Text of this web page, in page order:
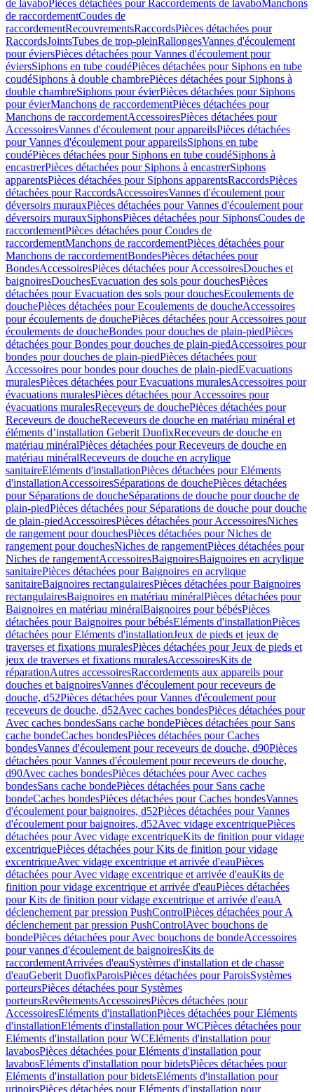
de lavaboPièces détachées pour Raccordements de lavaboManchons
de raccordementCoudes de
raccordementRecouvrementsRaccordsPièces détachées pour
RaccordsJointsTubes de trop-pleinRallongesVannes d'écoulement
pour éviersPièces détachées pour Vannes d'écoulement pour
éviersSiphons en tube coudéPièces détachées pour Siphons en tube
coudéSiphons à double chambrePièces détachées pour Siphons à
double chambreSiphons pour évierPièces détachées pour Siphons
pour évierManchons de raccordementPièces détachées pour
Manchons de raccordementAccessoiresPièces détachées pour
AccessoiresVannes d'écoulement pour appareilsPièces détachées
pour Vannes d'écoulement pour appareilsSiphons en tube
coudéPièces détachées pour Siphons en tube coudéSiphons à
encastrerPièces détachées pour Siphons à encastrerSiphons
apparentsPièces détachées pour Siphons apparentsRaccordsPièces
détachées pour RaccordsAccessoiresVannes d'écoulement pour
déversoirs murauxPièces détachées pour Vannes d'écoulement pour
déversoirs murauxSiphonsPièces détachées pour SiphonsCoudes de
raccordementPièces détachées pour Coudes de
raccordementManchons de raccordementPièces détachées pour
Manchons de raccordementBondesPièces détachées pour
BondesAccessoiresPièces détachées pour AccessoiresDouches et
baignoiresDouchesEvacuation des sols pour douchesPièces
détachées pour Evacuation des sols pour douchesEcoulements de
douchePièces détachées pour Ecoulements de doucheAccessoires
pour écoulements de douchePièces détachées pour Accessoires pour
écoulements de doucheBondes pour douches de plain-piedPièces
détachées pour Bondes pour douches de plain-piedAccessoires pour
bondes pour douches de plain-piedPièces détachées pour
Accessoires pour bondes pour douches de plain-piedEvacuations
muralesPièces détachées pour Evacuations muralesAccessoires pour
évacuations muralesPièces détachées pour Accessoires pour
évacuations muralesReceveurs de douchePièces détachées pour
Receveurs de doucheReceveurs de douche en matériau minéral et
éléments d’installation Geberit DuofixReceveurs de douche en
matériau minéralPièces détachées pour Receveurs de douche en
matériau minéralReceveurs de douche en acrylique
sanitaireEléments d'installationPièces détachées pour Eléments
d'installationAccessoiresSéparations de douchePièces détachées
pour Séparations de doucheSéparations de douche pour douche de
plain-piedPièces détachées pour Séparations de douche pour douche
de plain-piedAccessoiresPièces détachées pour AccessoiresNiches
de rangement pour douchesPièces détachées pour Niches de
rangement pour douchesNiches de rangementPièces détachées pour
Niches de rangementAccessoiresBaignoiresBaignoires en acrylique
sanitairePièces détachées pour Baignoires en acrylique
sanitaireBaignoires rectangulairesPièces détachées pour Baignoires
rectangulairesBaignoires en matériau minéralPièces détachées pour
Baignoires en matériau minéralBaignoires pour bébésPièces
détachées pour Baignoires pour bébésEléments d'installationPièces
détachées pour Eléments d'installationJeux de pieds et jeux de
traverses et fixations muralesPièces détachées pour Jeux de pieds et
jeux de traverses et fixations muralesAccessoiresKits de
réparationAutres accessoiresRaccordements aux appareils pour
douches et baignoiresVannes d'écoulement pour receveurs de
douche, d52Pièces détachées pour Vannes d'écoulement pour
receveurs de douche, d52Avec caches bondesPièces détachées pour
Avec caches bondesSans cache bondePièces détachées pour Sans
cache bondeCaches bondesPièces détachées pour Caches
bondesVannes d'écoulement pour receveurs de douche, d90Pièces
détachées pour Vannes d'écoulement pour receveurs de douche,
d90Avec caches bondesPièces détachées pour Avec caches
bondesSans cache bondePièces détachées pour Sans cache
bondeCaches bondesPièces détachées pour Caches bondesVannes
d'écoulement pour baignoires, d52Pièces détachées pour Vannes
d'écoulement pour baignoires, d52Avec vidage excentriquePièces
détachées pour Avec vidage excentriqueKits de finition pour vidage
excentriquePièces détachées pour Kits de finition pour vidage
excentriqueAvec vidage excentrique et arrivée d'eauPièces
détachées pour Avec vidage excentrique et arrivée d'eauKits de
finition pour vidage excentrique et arrivée d'eauPièces détachées
pour Kits de finition pour vidage excentrique et arrivée d'eauA
déclenchement par pression PushControlPièces détachées pour A
déclenchement par pression PushControlAvec bouchons de
bondePièces détachées pour Avec bouchons de bondeAccessoires
pour vannes d'écoulement de baignoiresKits de
raccordementArrivées d'eauSystèmes d'installation et de chasse
d'eauGeberit DuofixParoisPièces détachées pour ParoisSystèmes
porteursPièces détachées pour Systèmes
porteursRevêtementsAccessoiresPièces détachées pour
AccessoiresEléments d'installationPièces détachées pour Eléments
d'installationEléments d'installation pour WCPièces détachées pour
Eléments d'installation pour WCEléments d'installation pour
lavabosPièces détachées pour Eléments d'installation pour
lavabosEléments d'installation pour bidetsPièces détachées pour
Eléments d'installation pour bidetsEléments d'installation pour
urinoirsPièces détachées pour Eléments d'installation pour